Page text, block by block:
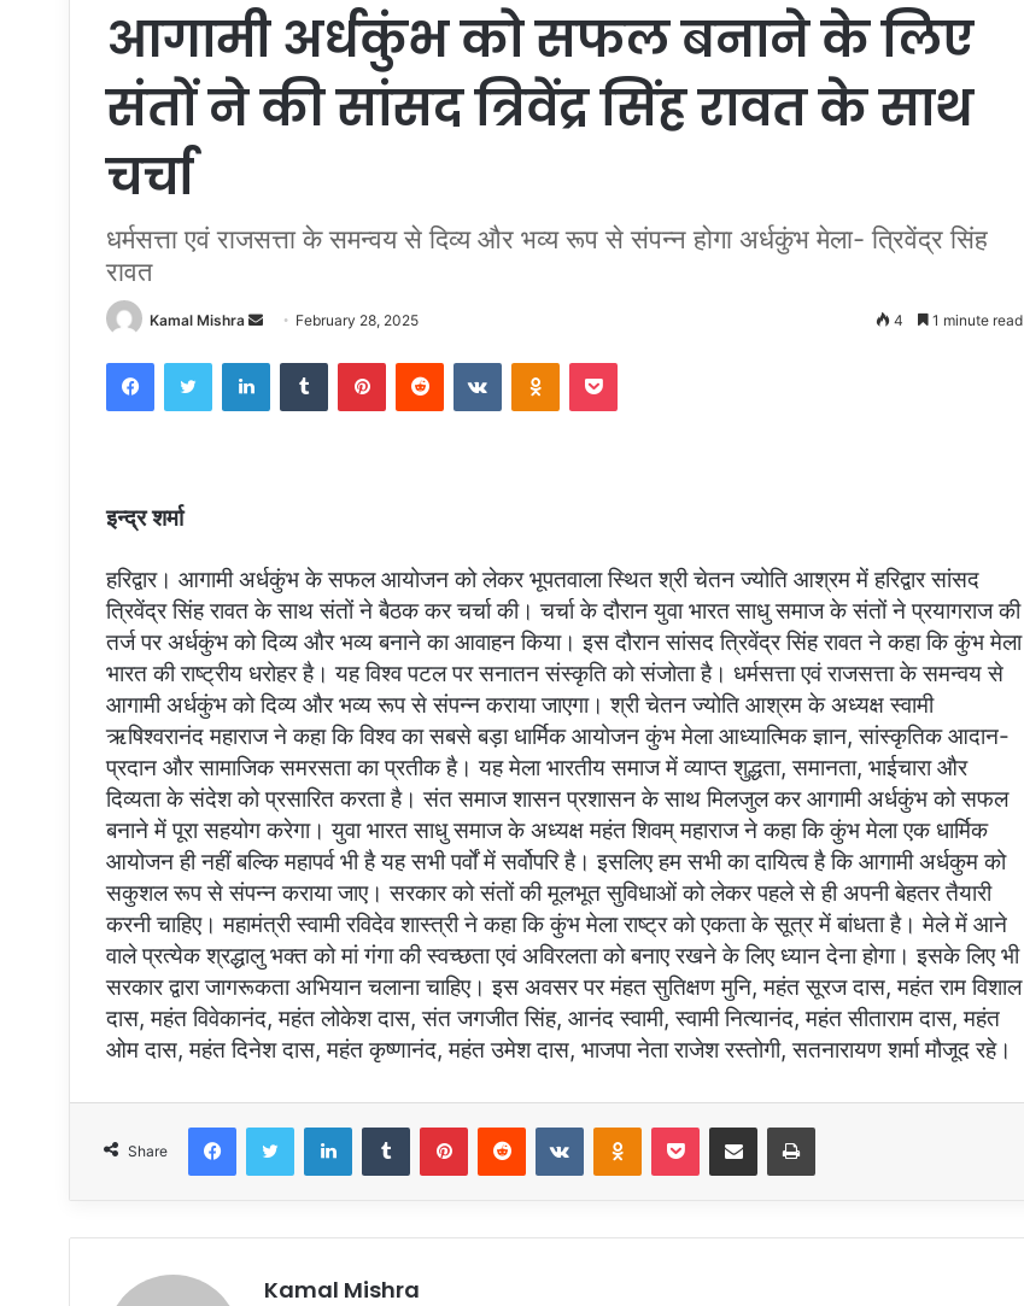
आगामी अर्धकुंभ को सफल बनाने के लिए
संतों ने की सांसद त्रिवेंद्र सिंह रावत के साथ
चर्चा
धर्मसत्ता एवं राजसत्ता के समन्वय से दिव्य और भव्य रूप से संपन्न होगा अर्धकुंभ मेला- त्रिवेंद्र सिंह
रावत
Kamal Mishra
Send February 28, 2025 4 1 minute read
FacebookTwitter LinkedInTumblr PinterestReddit VKontakteOdnoklassniki
Pocket
इन्द्र शर्मा
हरिद्वार। आगामी अर्धकुंभ के सफल आयोजन को लेकर भूपतवाला स्थित श्री चेतन ज्योति आश्रम में हरिद्वार सांसद
त्रिवेंद्र सिंह रावत के साथ संतों ने बैठक कर चर्चा की। चर्चा के दौरान युवा भारत साधु समाज के संतों ने प्रयागराज की
तर्ज पर अर्धकुंभ को दिव्य और भव्य बनाने का आवाहन किया। इस दौरान सांसद त्रिवेंद्र सिंह रावत ने कहा कि कुंभ मेला
भारत की राष्ट्रीय धरोहर है। यह विश्व पटल पर सनातन संस्कृति को संजोता है। धर्मसत्ता एवं राजसत्ता के समन्वय से
आगामी अर्धकुंभ को दिव्य और भव्य रूप से संपन्न कराया जाएगा। श्री चेतन ज्योति आश्रम के अध्यक्ष स्वामी
ऋषिश्वरानंद महाराज ने कहा कि विश्व का सबसे बड़ा धार्मिक आयोजन कुंभ मेला आध्यात्मिक ज्ञान, सांस्कृतिक आदान-
प्रदान और सामाजिक समरसता का प्रतीक है। यह मेला भारतीय समाज में व्याप्त शुद्धता, समानता, भाईचारा और
दिव्यता के संदेश को प्रसारित करता है। संत समाज शासन प्रशासन के साथ मिलजुल कर आगामी अर्धकुंभ को सफल
बनाने में पूरा सहयोग करेगा। युवा भारत साधु समाज के अध्यक्ष महंत शिवम् महाराज ने कहा कि कुंभ मेला एक धार्मिक
आयोजन ही नहीं बल्कि महापर्व भी है यह सभी पर्वों में सर्वोपरि है। इसलिए हम सभी का दायित्व है कि आगामी अर्धकुम को
सकुशल रूप से संपन्न कराया जाए। सरकार को संतों की मूलभूत सुविधाओं को लेकर पहले से ही अपनी बेहतर तैयारी
करनी चाहिए। महामंत्री स्वामी रविदेव शास्त्री ने कहा कि कुंभ मेला राष्ट्र को एकता के सूत्र में बांधता है। मेले में आने
वाले प्रत्येक श्रद्धालु भक्त को मां गंगा की स्वच्छता एवं अविरलता को बनाए रखने के लिए ध्यान देना होगा। इसके लिए भी
सरकार द्वारा जागरूकता अभियान चलाना चाहिए। इस अवसर पर मंहत सुतिक्षण मुनि, महंत सूरज दास, महंत राम विशाल
दास, महंत विवेकानंद, महंत लोकेश दास, संत जगजीत सिंह, आनंद स्वामी, स्वामी नित्यानंद, महंत सीताराम दास, महंत
ओम दास, महंत दिनेश दास, महंत कृष्णानंद, महंत उमेश दास, भाजपा नेता राजेश रस्तोगी, सतनारायण शर्मा मौजूद रहे।
Share
FacebookTwitter LinkedInTumblr PinterestReddit VKontakteOdnoklassniki
Pocket Share via Email Print
Kamal Mishra